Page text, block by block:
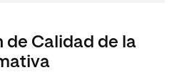
de Calidad de la